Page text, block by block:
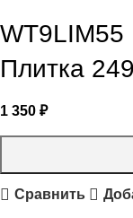
WT9LIM55
Плитка
1 350 ₽
Сравнить